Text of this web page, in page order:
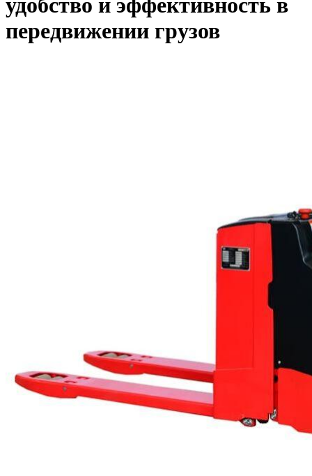
удобство и эффективность в
передвижении грузов